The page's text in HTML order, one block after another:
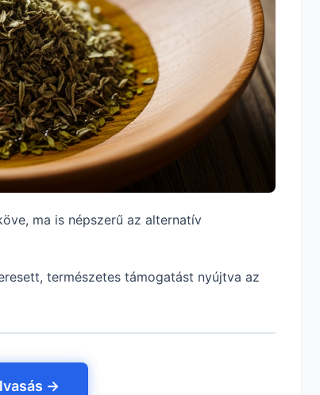
ma is népszerű az alternatív
természetes támogatást nyújtva az
→